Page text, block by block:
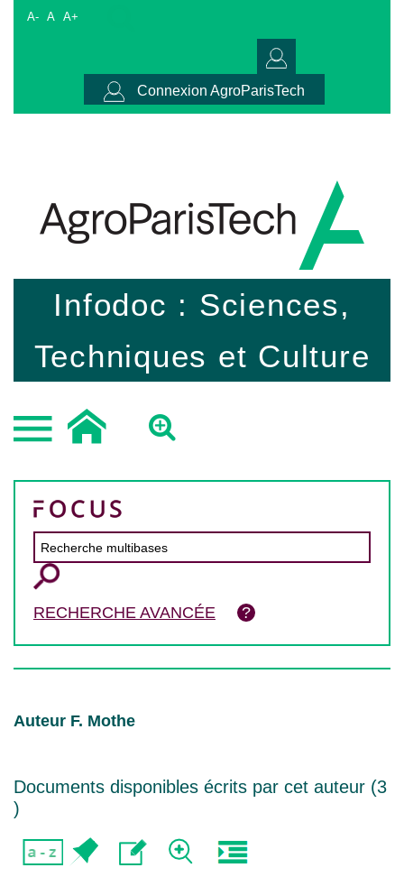
A- A A+
Connexion AgroParisTech
Infodoc : Sciences,
Techniques et Culture
RECHERCHE AVANCÉE
Auteur F. Mothe
Documents disponibles écrits par cet auteur (3
)